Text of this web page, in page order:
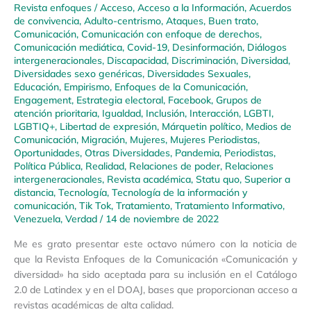
Revista enfoques /Acceso, Acceso a la Información, Acuerdos
de convivencia, Adulto-centrismo, Ataques, Buen trato,
Comunicación, Comunicación con enfoque de derechos,
Comunicación mediática, Covid-19, Desinformación, Diálogos
intergeneracionales, Discapacidad, Discriminación, Diversidad,
Diversidades sexo genéricas, Diversidades Sexuales,
Educación, Empirismo, Enfoques de la Comunicación,
Engagement, Estrategia electoral, Facebook, Grupos de
atención prioritaria, Igualdad, Inclusión, Interacción, LGBTI,
LGBTIQ+, Libertad de expresión, Márquetin político, Medios de
Comunicación, Migración, Mujeres, Mujeres Periodistas,
Oportunidades, Otras Diversidades, Pandemia, Periodistas,
Política Pública, Realidad, Relaciones de poder, Relaciones
intergeneracionales, Revista académica, Statu quo, Superior a
distancia, Tecnología, Tecnología de la información y
comunicación, Tik Tok, Tratamiento, Tratamiento Informativo,
Venezuela, Verdad / 14 de noviembre de 2022
Me es grato presentar este octavo número con la noticia de
que la Revista Enfoques de la Comunicación «Comunicación y
diversidad» ha sido aceptada para su inclusión en el Catálogo
2.0 de Latindex y en el DOAJ, bases que proporcionan acceso a
revistas académicas de alta calidad.